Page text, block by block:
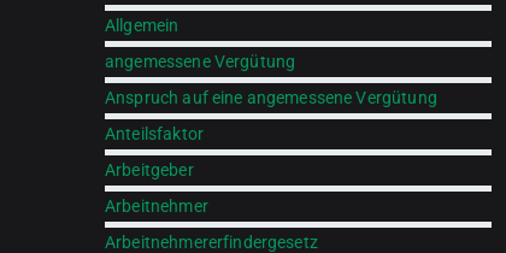
Allgemein
angemessene Vergütung
Anspruch auf eine angemessene Vergütung
Anteilsfaktor
Arbeitgeber
Arbeitnehmer
Arbeitnehmererfindergesetz